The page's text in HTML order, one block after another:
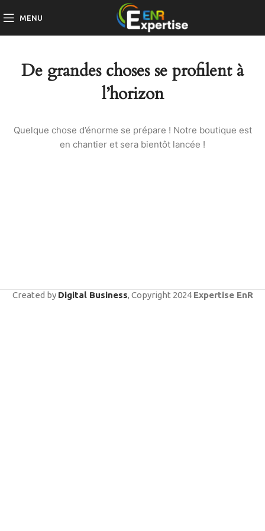
MENU
De grandes choses se profilent à
l’horizon
Quelque chose d’énorme se prépare ! Notre boutique est
en chantier et sera bientôt lancée !
Created by Digital Business, Copyright 2024 Expertise EnR